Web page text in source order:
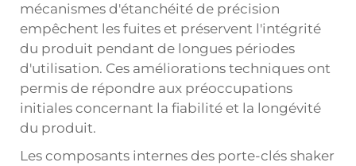
mécanismes d'étanchéité de précision
empêchent les fuites et préservent l'intégrité
du produit pendant de longues périodes
d'utilisation. Ces améliorations techniques ont
permis de répondre aux préoccupations
initiales concernant la fiabilité et la longévité
du produit.
Les composants internes des porte-clés shaker